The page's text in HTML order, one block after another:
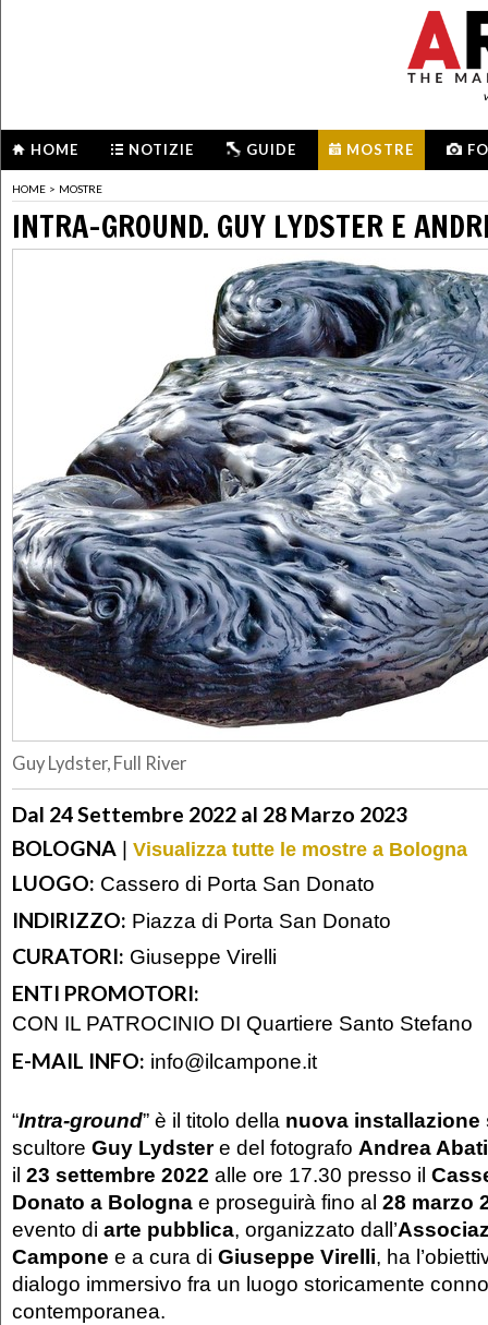
HOME NOTIZIE GUIDE MOSTRE
HOME > MOSTRE
INTRA-GROUND. GUY LYDSTER E
Guy Lydster, Full River
Dal 24 Settembre 2022 al 28 Marzo 2023
BOLOGNA | Visualizza tutte le mostre a Bologna
LUOGO: Cassero di Porta San Donato
INDIRIZZO: Piazza di Porta San Donato
CURATORI: Giuseppe Virelli
ENTI PROMOTORI:
CON IL PATROCINIO DI Quartiere Santo Stefano
E-MAIL INFO: info@ilcampone.it
“Intra-ground” è il titolo della nuova installazione
scultore Guy Lydstere del fotografo Andrea Abati
il 23 settembre 2022 alle ore 17.30 presso il
Donato a Bologna e proseguirà fino al 28 marzo
evento di arte pubblica, organizzato dall’
Campone e a cura di Giuseppe Virelli, ha
dialogo immersivo fra un luogo storicamente
contemporanea.